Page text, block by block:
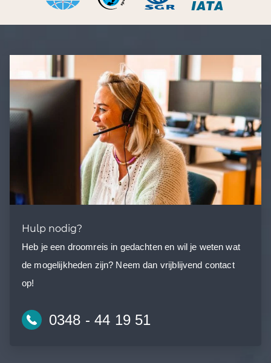
Hulp nodig?
Heb je een droomreis in gedachten en wil je weten wat
de mogelijkheden zijn? Neem dan vrijblijvend contact
op!
0348 - 44 19 51